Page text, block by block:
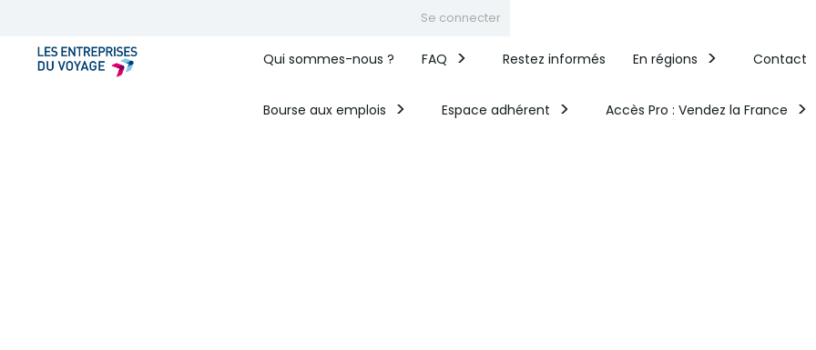
Se connecter
Qui sommes-nous ? FAQ Restez informés En régions Contact
Bourse aux emplois Espace adhérent Accès Pro : Vendez la France​